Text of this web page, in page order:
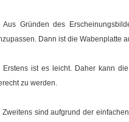
Aus Gründen des
Dann ist die Wabenplatte
Erstens ist es leicht. Daher kann
zu werden.
Zweitens sind aufgrund der